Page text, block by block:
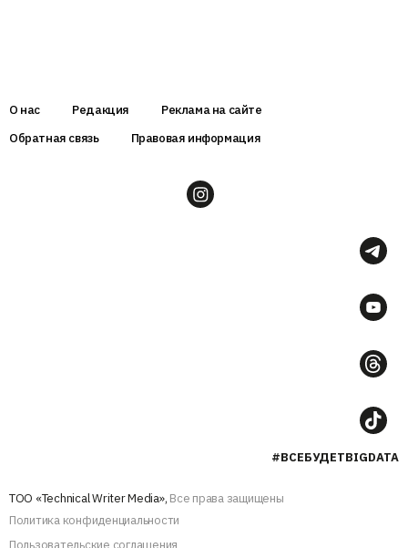
О нас Редакция
Реклама на сайте
Обратная связь
Правовая информация
#ВСЕБУДЕТBIGDATA
ТОО «Technical Writer Media», Все права защищены
Политика конфиденциальности
Пользовательские соглашения